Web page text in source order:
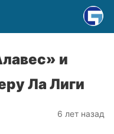
и
Ла Лиги
6 лет назад